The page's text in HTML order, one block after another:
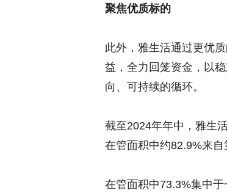
聚焦优质标的
此外，雅生活通过更优
益，全力回笼资金，以
向、可持续的循环。
截至2024年年中，雅生
在管面积中约82.9%来自
在管面积中73.3%集中